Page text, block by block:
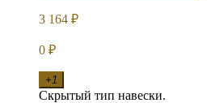
3 164 ₽
0 ₽
+1
Скрытый тип навески.